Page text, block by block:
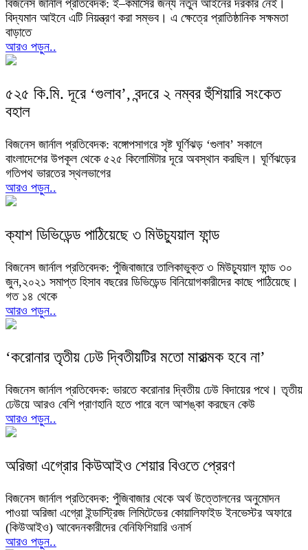
বিজনেস জার্নাল প্রতিবেদক: ই–কমার্সের জন্য নতুন আইনের দরকার নেই।
বিদ্যমান আইনে এটি নিয়ন্ত্রণ করা সম্ভব। এ ক্ষেত্রে প্রাতিষ্ঠানিক সক্ষমতা
বাড়াতে
আরও পড়ুন..
৫২৫ কি.মি. দূরে ‘গুলাব’, বন্দরে ২ নম্বর হুঁশিয়ারি সংকেত
বহাল
বিজনেস জার্নাল প্রতিবেদক: বঙ্গোপসাগরে সৃষ্ট ঘূর্ণিঝড় ‘গুলাব’ সকালে
বাংলাদেশের উপকূল থেকে ৫২৫ কিলোমিটার দূরে অবস্থান করছিল। ঘূর্ণিঝড়ের
গতিপথ ভারতের স্থলভাগের
আরও পড়ুন..
ক্যাশ ডিভিডেন্ড পাঠিয়েছে ৩ মিউচ্যুয়াল ফান্ড
বিজনেস জার্নাল প্রতিবেদক: পুঁজিবাজারে তালিকাভুক্ত ৩ মিউচ্যুয়াল ফান্ড ৩০
জুন,২০২১ সমাপ্ত হিসাব বছরের ডিভিডেন্ড বিনিয়োগকারীদের কাছে পাঠিয়েছে।
গত ১৪ থেকে
আরও পড়ুন..
‘করোনার তৃতীয় ঢেউ দ্বিতীয়টির মতো মারাত্মক হবে না’
বিজনেস জার্নাল প্রতিবেদক: ভারতে করোনার দ্বিতীয় ঢেউ বিদায়ের পথে। তৃতীয়
ঢেউয়ে আরও বেশি প্রাণহানি হতে পারে বলে আশঙ্কা করছেন কেউ
আরও পড়ুন..
অরিজা এগ্রোর কিউআইও শেয়ার বিওতে প্রেরণ
বিজনেস জার্নাল প্রতিবেদক: পুঁজিবাজার থেকে অর্থ উত্তোলনের অনুমোদন
পাওয়া অরিজা এগ্রো ইন্ডাস্ট্রিজ লিমিটেডের কোয়ালিফাইড ইনভেস্টর অফারে
(কিউআইও) আবেদনকারীদের বেনিফিশিয়ারি ওনার্স
আরও পড়ুন..